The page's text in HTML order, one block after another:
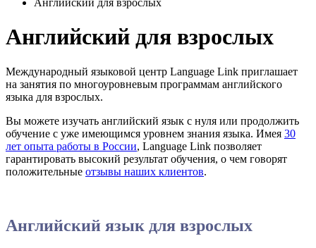
Английский для взрослых
Международный языковой центр Language Link приглашает
на занятия по многоуровневым программам английского
языка для взрослых.
Вы можете изучать английский язык с нуля или продолжить
обучение с уже имеющимся уровнем знания языка. Имея 30
лет опыта работы в России, Language Link позволяет
гарантировать высокий результат обучения, о чем говорят
положительные отзывы наших клиентов.
Английский язык для взрослых